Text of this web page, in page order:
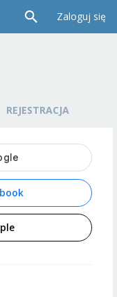
Zaloguj się
REJESTRACJA